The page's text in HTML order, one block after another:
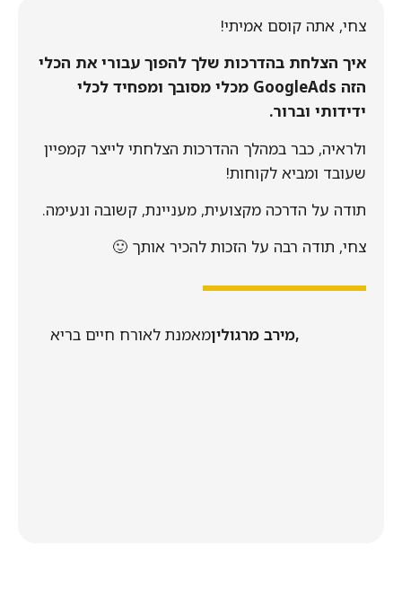
צחי, אתה קוסם אמיתי!
איך הצלחת בהדרכות שלך להפוך עבורי את הכלי
הזה GoogleAds מכלי מסובך ומפחיד לכלי
ידידותי וברור.
ולראיה, כבר במהלך ההדרכות הצלחתי לייצר קמפיין
שעובד ומביא לקוחות!
תודה על הדרכה מקצועית, מעניינת, קשובה ונעימה.
צחי, תודה רבה על הזכות להכיר אותך 🙂
מירב מרגולין, מאמנת לאורח חיים בריא